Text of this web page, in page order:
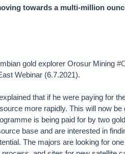
towards a multi-million
gold explorer Orosur Mining
Webinar (6.7.2021).
that if he were paying for
more rapidly. This will now be
is being paid for by two
base and are interested in
The majors are looking for